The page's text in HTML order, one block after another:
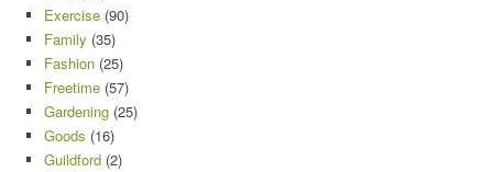
Exercise (90)
Family (35)
Fashion (25)
Freetime (57)
Gardening (25)
Goods (16)
Guildford (2)